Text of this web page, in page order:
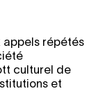
appels répétés
culturel de
et